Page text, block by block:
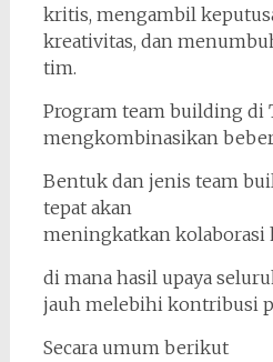
kritis, mengambil
kreativitas, dan
tim.
Program team building di
mengkombinasikan
Bentuk dan jenis team
tepat akan
meningkatkan kolaborasi
di mana hasil upaya
jauh melebihi kontribusi
Secara umum berikut